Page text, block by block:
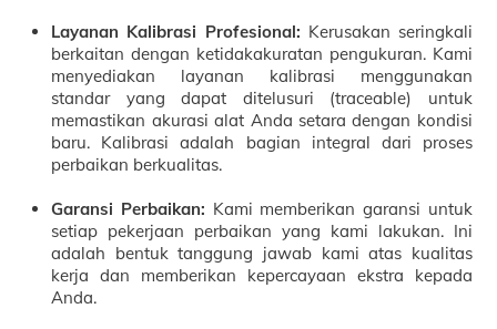
Layanan Kalibrasi Profesional: Kerusakan seringkali
berkaitan dengan ketidakakuratan pengukuran. Kami
menyediakan layanan kalibrasi menggunakan
standar yang dapat ditelusuri (traceable) untuk
memastikan akurasi alat Anda setara dengan kondisi
baru. Kalibrasi adalah bagian integral dari proses
perbaikan berkualitas.
Garansi Perbaikan: Kami memberikan garansi untuk
setiap pekerjaan perbaikan yang kami lakukan. Ini
adalah bentuk tanggung jawab kami atas kualitas
kerja dan memberikan kepercayaan ekstra kepada
Anda.